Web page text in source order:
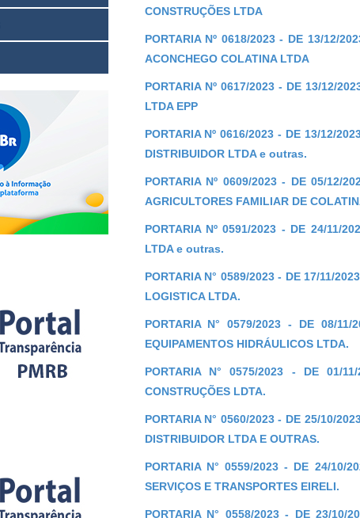
CONSTRUÇÕES LTDA
PORTARIA Nº 0618/2023 - DE 13/12/
ACONCHEGO COLATINA LTDA
PORTARIA Nº 0617/2023 - DE 13/12/
LTDA EPP
PORTARIA Nº 0616/2023 - DE 13/12/
DISTRIBUIDOR LTDA e outras.
PORTARIA Nº 0609/2023 - DE 05/12/
AGRICULTORES FAMILIAR DE
PORTARIA Nº 0591/2023 - DE 24/11/
LTDA e outras.
PORTARIA N° 0589/2023 - DE 17/11/
LOGISTICA LTDA.
PORTARIA N° 0579/2023 - DE 08/
EQUIPAMENTOS HIDRÁULICOS LTDA.
PORTARIA N° 0575/2023 - DE 01/
CONSTRUÇÕES LDTA.
PORTARIA N° 0560/2023 - DE 25/10/
DISTRIBUIDOR LTDA E OUTRAS.
PORTARIA N° 0559/2023 - DE 24/
SERVIÇOS E TRANSPORTES EIRELI.
PORTARIA N° 0558/2023 - DE 23/